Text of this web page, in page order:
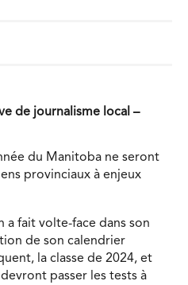
de journalisme local –
du Manitoba ne seront
provinciaux à enjeux
a fait volte-face dans son
de son calendrier
la classe de 2024, et
passer les tests à